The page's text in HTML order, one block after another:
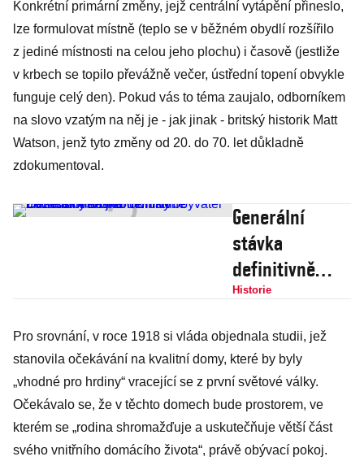
Konkrétní primární změny, jejž centrální vytápění přineslo,
lze formulovat místně (teplo se v běžném obydlí rozšířilo
z jediné místnosti na celou jeho plochu) i časově (jestliže
v krbech se topilo převážně večer, ústřední topení obvykle
funguje celý den). Pokud vás to téma zaujalo, odborníkem
na slovo vzatým na něj je - jak jinak - britský historik Matt
Watson, jenž tyto změny od 20. do 70. let důkladně
zdokumentoval.
Generální
stávka
definitivně
ukončila vládu
Zúčastnily se jí
tři čtvrtiny
obyvatel
Československ
a
Historie
Pro srovnání, v roce 1918 si vláda objednala studii, jež
stanovila očekávání na kvalitní domy, které by byly
„vhodné pro hrdiny“ vracející se z první světové války.
Očekávalo se, že v těchto domech bude prostorem, ve
kterém se „rodina shromažďuje a uskutečňuje větší část
svého vnitřního domácího života“, právě obývací pokoj.